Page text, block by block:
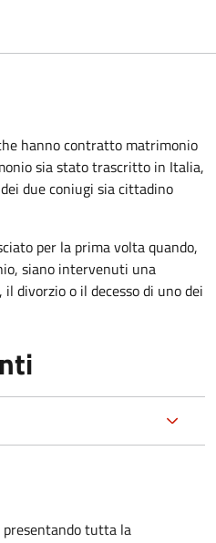
hanno contratto matrimonio
sia stato trascritto in Italia,
due coniugi sia cittadino
per la prima volta quando,
siano intervenuti una
divorzio o il decesso di uno dei
tutta la